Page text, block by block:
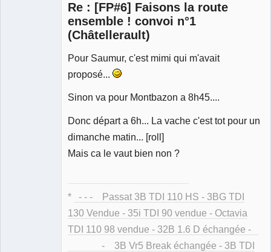
Re : [FP#6] Faisons la route
ensemble ! convoi n°1
(Châtellerault)
Pour Saumur, c'est mimi qui m'avait
proposé...
Sinon va pour Montbazon a 8h45....
Donc départ a 6h... La vache c'est tot pour un
dimanche matin... [roll]
Mais ca le vaut bien non ?
*
- - - Passat 3B TDI 110 HS - 3BG TDI
130 Vendue - 35i TDI 90 vendue - Octavia
TDI 110 98 vendue - 32B 1.6 D échangée -
- 3B Vr5 Break échangée - 3B TDI